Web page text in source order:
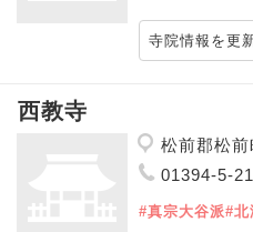
寺院情報を更
西教寺
松前郡松
01394-5-
#真宗大谷派#北